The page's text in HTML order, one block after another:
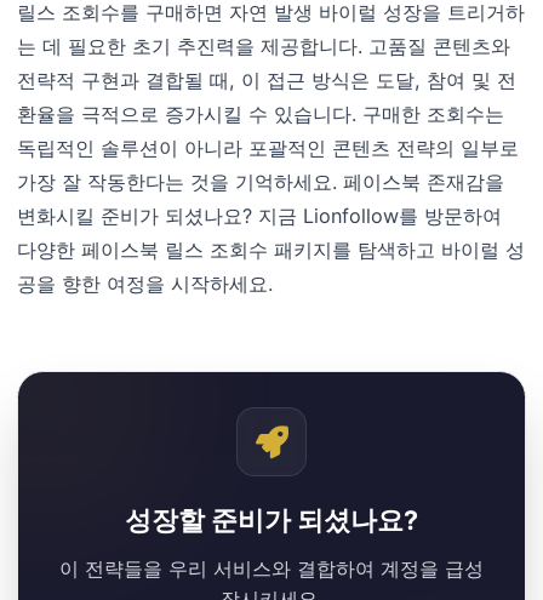
릴스 조회수를 구매하면 자연 발생 바이럴 성장을 트리거하
는 데 필요한 초기 추진력을 제공합니다. 고품질 콘텐츠와
전략적 구현과 결합될 때, 이 접근 방식은 도달, 참여 및 전
환율을 극적으로 증가시킬 수 있습니다. 구매한 조회수는
독립적인 솔루션이 아니라 포괄적인 콘텐츠 전략의 일부로
가장 잘 작동한다는 것을 기억하세요. 페이스북 존재감을
변화시킬 준비가 되셨나요? 지금 Lionfollow를 방문하여
다양한 페이스북 릴스 조회수 패키지를 탐색하고 바이럴 성
공을 향한 여정을 시작하세요.
성장할 준비가 되셨나요?
이 전략들을 우리 서비스와 결합하여 계정을 급성